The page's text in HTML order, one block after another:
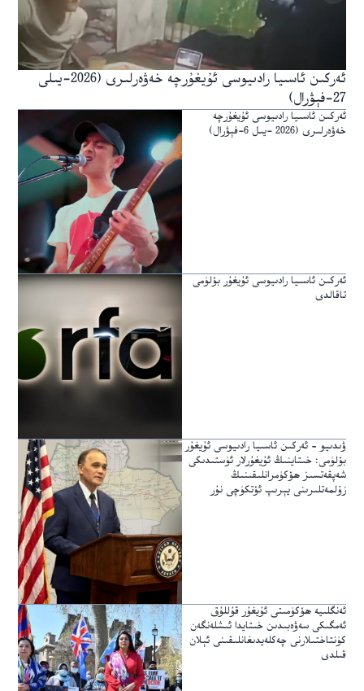
ئەركىن ئاسىيا رادىيوسى ئۇيغۇرچە خەۋەرلىرى (2026-يىلى
27-فېۋرال)
ئەركىن ئاسىيا رادىيوسى ئۇيغۇرچە
خەۋەرلىرى (2026 -يىل 6-فېۋرال)
ئەركىن ئاسىيا رادىيوسى ئۇيغۇر بۆلۈمى
تاقالدى
ۋىدىيو – ئەركىن ئاسىيا رادىيوسى ئۇيغۇر
بۆلۈمى: خىتاينىڭ ئۇيغۇرلار ئۈستىدىكى
شەپقەتسىز ھۆكۈمرانلىقىنىڭ
زۇلمەتلىرىنى يېرىپ ئۆتكۈچى نۇر
ئەنگلىيە ھۆكۈمىتى ئۇيغۇر قۇللۇق
ئەمگىكى سەۋەبىدىن خىتايدا ئىشلەنگەن
كۈنتاختىلارنى چەكلەيدىغانلىقىنى ئېلان
قىلدى